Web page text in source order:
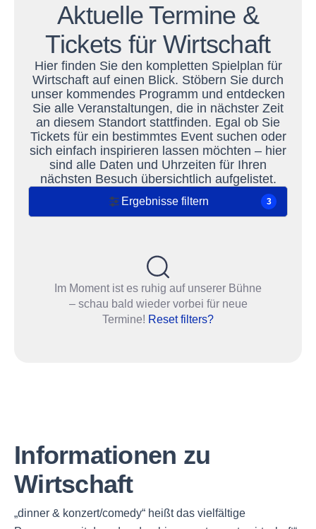
Aktuelle Termine &
Tickets für Wirtschaft
Hier finden Sie den kompletten Spielplan für
Wirtschaft auf einen Blick. Stöbern Sie durch
unser kommendes Programm und entdecken
Sie alle Veranstaltungen, die in nächster Zeit
an diesem Standort stattfinden. Egal ob Sie
Tickets für ein bestimmtes Event suchen oder
sich einfach inspirieren lassen möchten – hier
sind alle Daten und Uhrzeiten für Ihren
nächsten Besuch übersichtlich aufgelistet.
Ergebnisse filtern 3
Im Moment ist es ruhig auf unserer Bühne
– schau bald wieder vorbei für neue
Termine! Reset filters?
Informationen zu
Wirtschaft
„dinner & konzert/comedy“ heißt das vielfältige